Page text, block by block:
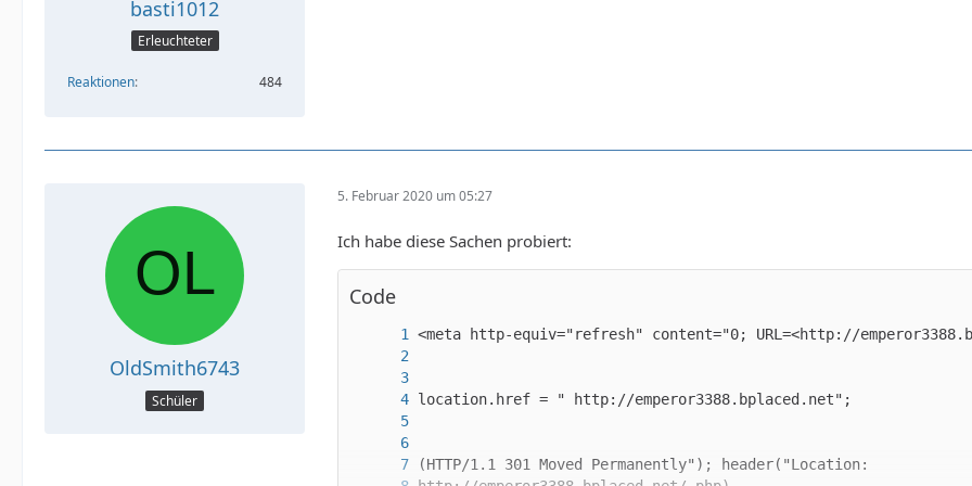
basti1012
Erleuchteter
Reaktionen 484
OldSmith6743
Schüler
5. Februar 2020 um 05:27
Ich habe diese Sachen probiert:
Code